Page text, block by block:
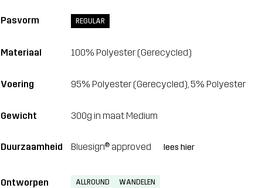
Pasvorm REGULAR
Materiaal 100% Polyester (Gerecycled)
Voering 95% Polyester (Gerecycled), 5% Polyester
Gewicht 300g in maat Medium
Duurzaamheid Bluesign® approved lees hier
Ontworpen
ALLROUND WANDELEN